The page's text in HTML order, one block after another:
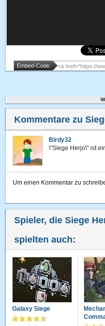
Embed-Code:
Kommentare zu
Birdy32
\"Siege Herjo\" ist
Um einen Kommentar zu
Spieler, die Siege
spielten auch:
Galaxy Siege